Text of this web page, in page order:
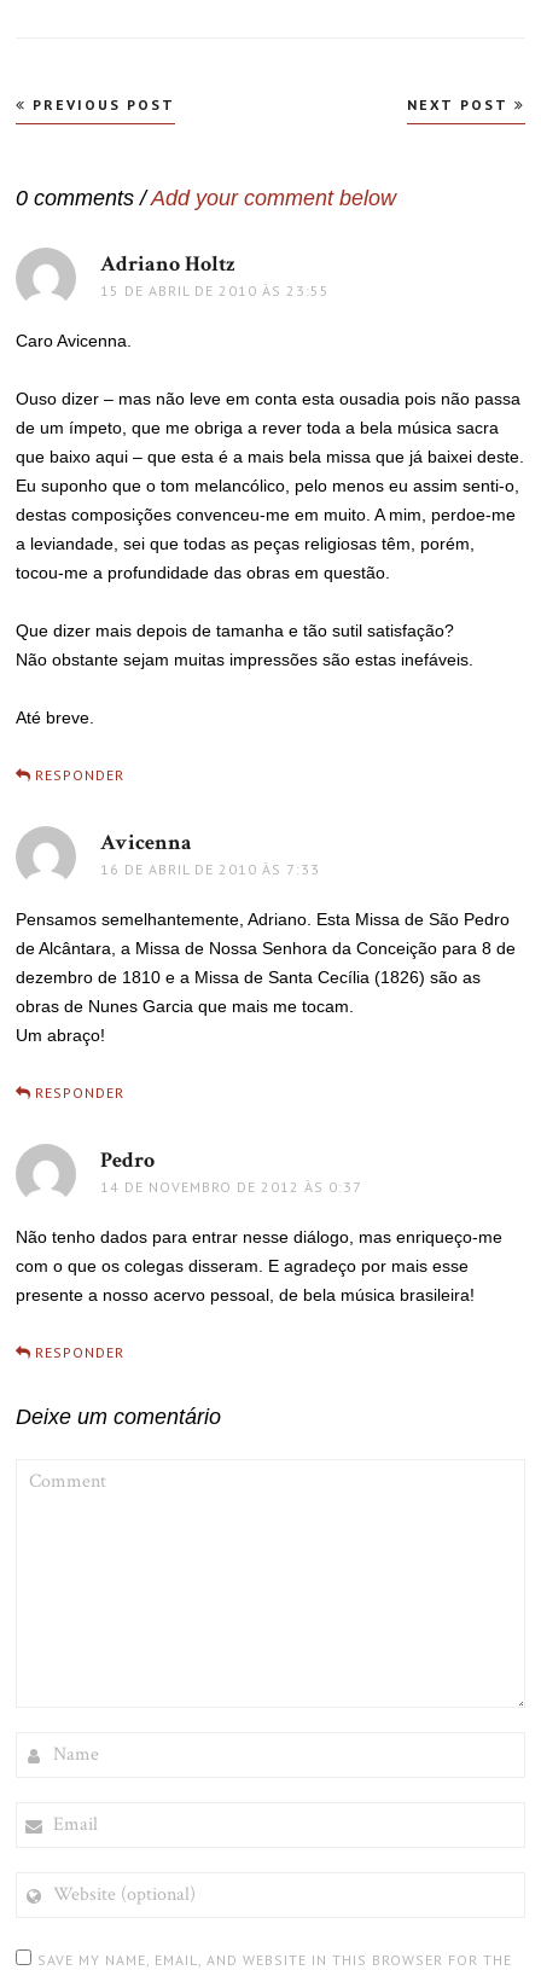
Navegação
de
PREVIOUS POST NEXT POST
0 comments /Add your comment below
Adriano Holtz
15 DE ABRIL DE 2010 ÀS 23:55
Caro Avicenna.
Ouso dizer – mas não leve em conta esta ousadia pois não passa
de um ímpeto, que me obriga a rever toda a bela música sacra
que baixo aqui – que esta é a mais bela missa que já baixei deste.
Eu suponho que o tom melancólico, pelo menos eu assim senti-o,
destas composições convenceu-me em muito. A mim, perdoe-me
a leviandade, sei que todas as peças religiosas têm, porém,
tocou-me a profundidade das obras em questão.
Que dizer mais depois de tamanha e tão sutil satisfação?
Não obstante sejam muitas impressões são estas inefáveis.
Até breve.
RESPONDER
Avicenna
16 DE ABRIL DE 2010 ÀS 7:33
Pensamos semelhantemente, Adriano. Esta Missa de São Pedro
de Alcântara, a Missa de Nossa Senhora da Conceição para 8 de
dezembro de 1810 e a Missa de Santa Cecília (1826) são as
obras de Nunes Garcia que mais me tocam.
Um abraço!
RESPONDER
Pedro
14 DE NOVEMBRO DE 2012 ÀS 0:37
Não tenho dados para entrar nesse diálogo, mas enriqueço-me
com o que os colegas disseram. E agradeço por mais esse
presente a nosso acervo pessoal, de bela música brasileira!
RESPONDER
Deixe um comentário
(OPTIONAL)
SAVE MY NAME, EMAIL, AND WEBSITE IN THIS BROWSER FOR THE